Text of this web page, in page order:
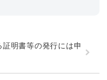
明書等の発行には申